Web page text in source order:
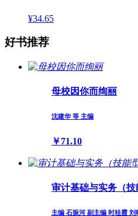
¥34.65
好书推荐
母校因你而绚丽
沈建华 等 主编
￥71.10
审计基础与实务（
主编 石振河 副主编 时桂霞 刘